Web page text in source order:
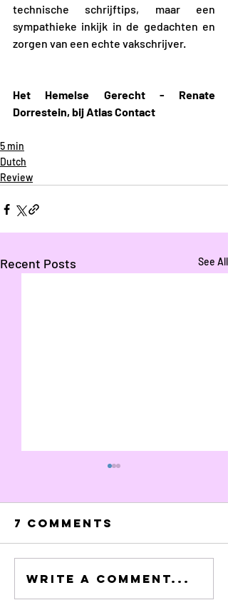
technische schrijftips, maar een
sympathieke inkijk in de gedachten en
zorgen van een echte vakschrijver.
Het Hemelse Gerecht - Renate
Dorrestein, bij Atlas Contact
5 min
Dutch
Review
Recent Posts See All
Ik hoop op
rozen
7 Comments
Write a comment...